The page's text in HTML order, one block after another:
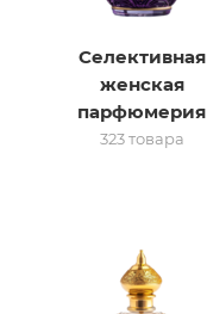
Селективная
женская
парфюмерия
323 товара